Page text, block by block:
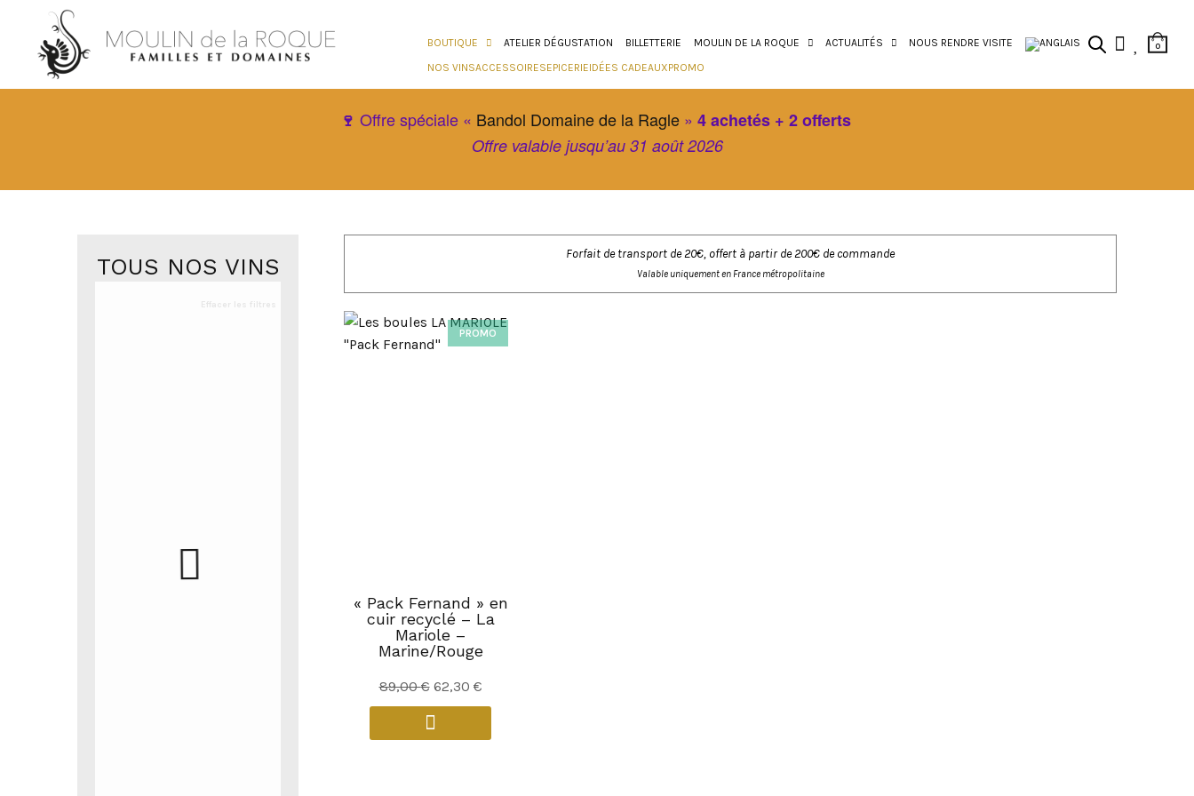
BOUTIQUE
NOS VINSACCESSOIRESEPICERIEIDÉES CADEAUXPROMO
ATELIER DÉGUSTATION BILLETTERIE MOULIN DE LA ROQUE ACTUALITÉS NOUS RENDRE VISITE 0
🍷 Offre spéciale « Bandol Domaine de la Ragle» 4 achetés + 2 offerts
Offre valable jusqu’au 31 août 2026
Forfait de transport de 20€, offert à partir de 200€ de commande
Valable uniquement en France métropolitaine
PROMO
« Pack Fernand » en
cuir recyclé – La
Mariole –
Marine/Rouge
89,00€ Le
prix
initial
62,30 €Le
prix
TOUS NOS VINS